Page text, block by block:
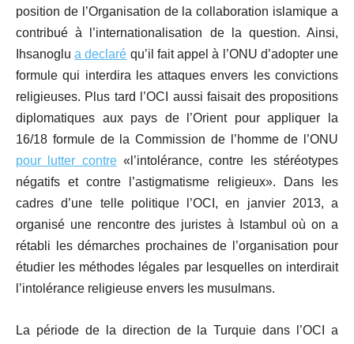
position de l’Organisation de la collaboration islamique a
contribué à l’internationalisation de la question. Ainsi,
Ihsanoglua declaré qu’il fait appel à l’ONU d’adopter une
formule qui interdira les attaques envers les convictions
religieuses. Plus tard l’OCI aussi faisait des propositions
diplomatiques aux pays de l’Orient pour appliquer la
16/18 formule de la Commission de l’homme de l’ONU
pour lutter contre«l’intolérance, contre les stéréotypes
négatifs et contre l’astigmatisme religieux». Dans les
cadres d’une telle politique l’OCI, en janvier 2013, a
organisé une rencontre des juristes à Istambul où on a
rétabli les démarches prochaines de l’organisation pour
étudier les méthodes légales par lesquelles on interdirait
l’intolérance religieuse envers les musulmans.
La période de la direction de la Turquie dans l’OCI a